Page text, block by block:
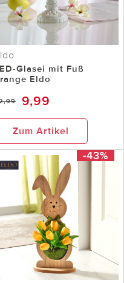
Glasei mit Fuß
Eldo
9,99
Zum Artikel
-43%